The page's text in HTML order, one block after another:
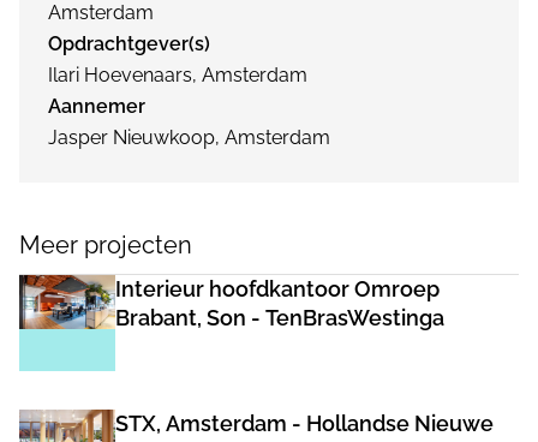
Amsterdam
Opdrachtgever(s)
Ilari Hoevenaars, Amsterdam
Aannemer
Jasper Nieuwkoop, Amsterdam
Meer projecten
Interieur hoofdkantoor Omroep
Brabant, Son - TenBrasWestinga
STX, Amsterdam - Hollandse Nieuwe